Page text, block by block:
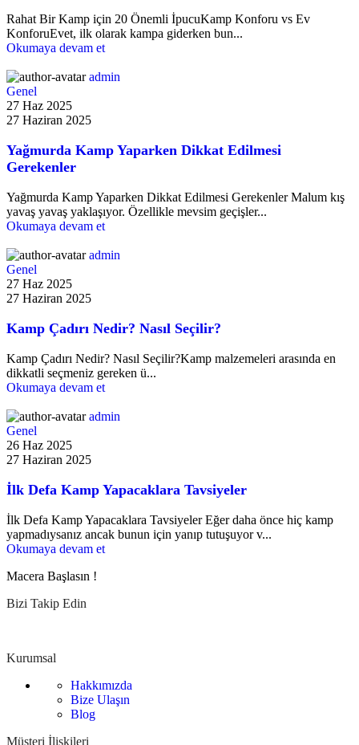
Rahat Bir Kamp için 20 Önemli İpucuKamp Konforu vs Ev
KonforuEvet, ilk olarak kampa giderken bun...
Okumaya devam et
admin
Genel
27 Haz 2025
27 Haziran 2025
Yağmurda Kamp Yaparken Dikkat Edilmesi
Gerekenler
Yağmurda Kamp Yaparken Dikkat Edilmesi Gerekenler Malum kış
yavaş yavaş yaklaşıyor. Özellikle mevsim geçişler...
Okumaya devam et
admin
Genel
27 Haz 2025
27 Haziran 2025
Kamp Çadırı Nedir? Nasıl Seçilir?
Kamp Çadırı Nedir? Nasıl Seçilir?Kamp malzemeleri arasında en
dikkatli seçmeniz gereken ü...
Okumaya devam et
admin
Genel
26 Haz 2025
27 Haziran 2025
İlk Defa Kamp Yapacaklara Tavsiyeler
İlk Defa Kamp Yapacaklara Tavsiyeler Eğer daha önce hiç kamp
yapmadıysanız ancak bunun için yanıp tutuşuyor v...
Okumaya devam et
Macera Başlasın !
Bizi Takip Edin
Kurumsal
Hakkımızda
Bize Ulaşın
Blog
Müşteri İlişkileri